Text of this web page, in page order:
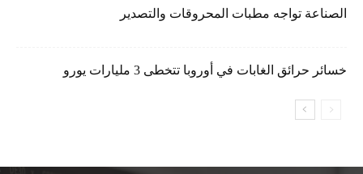
الصناعة تواجه مطبات المحروقات والتصدير
خسائر حرائق الغابات في أوروبا تتخطى 3 مليارات يورو